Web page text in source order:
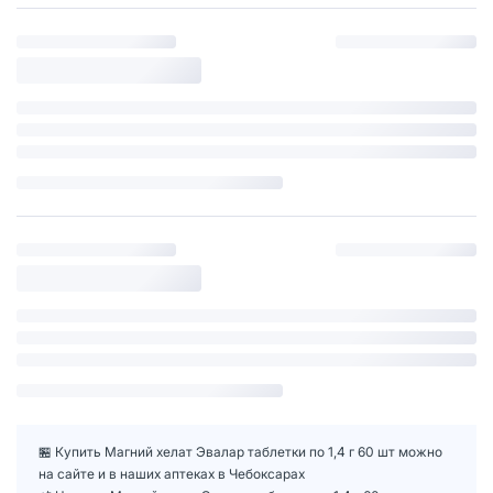
🏪 Купить Магний хелат Эвалар таблетки по 1,4 г 60 шт можно
на сайте и в наших аптеках в Чебоксарах